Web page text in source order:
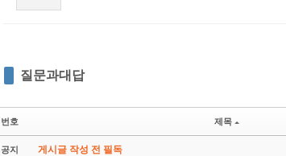
질문과대답
번호 제목
공지 게시글 작성 전 필독